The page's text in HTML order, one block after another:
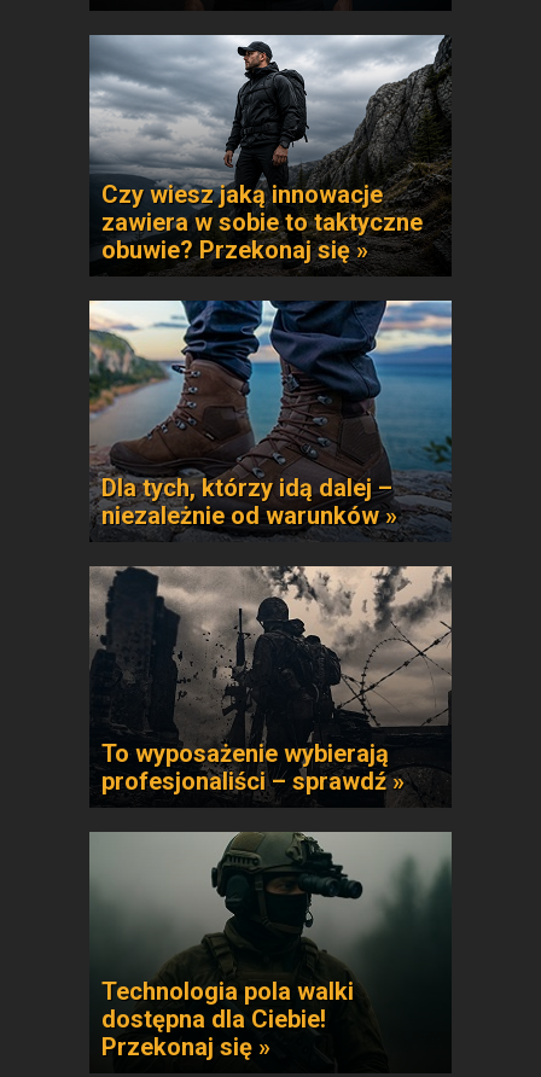
Czy wiesz jaką innowacje
zawiera w sobie to taktyczne
obuwie? Przekonaj się »
Dla tych, którzy idą dalej –
niezależnie od warunków »
To wyposażenie wybierają
profesjonaliści – sprawdź »
Technologia pola walki
dostępna dla Ciebie!
Przekonaj się »